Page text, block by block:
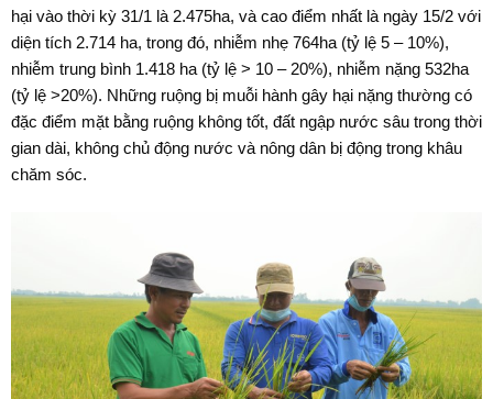
hại vào thời kỳ 31/1 là 2.475ha, và cao điểm nhất là ngày 15/2 với
diện tích 2.714 ha, trong đó, nhiễm nhẹ 764ha (tỷ lệ 5 – 10%),
nhiễm trung bình 1.418 ha (tỷ lệ > 10 – 20%), nhiễm nặng 532ha
(tỷ lệ >20%). Những ruộng bị muỗi hành gây hại nặng thường có
đặc điểm mặt bằng ruộng không tốt, đất ngập nước sâu trong thời
gian dài, không chủ động nước và nông dân bị động trong khâu
chăm sóc.